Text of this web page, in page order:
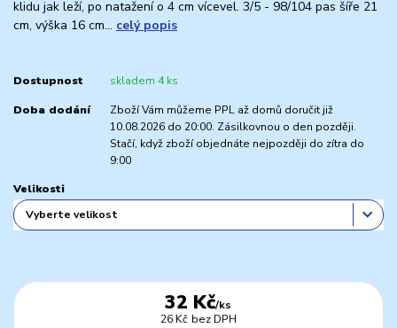
klidu jak leží, po natažení o 4 cm vícevel. 3/5 - 98/104 pas šíře 21
cm, výška 16 cm... celý popis
Dostupnost skladem 4 ks
Doba dodání
Zboží Vám můžeme PPL až domů doručit již
10.08.2026 do 20:00. Zásilkovnou o den později.
Stačí, když zboží objednáte nejpozději do zítra do
9:00
Velikosti
32 Kč/ks
26 Kč bez DPH